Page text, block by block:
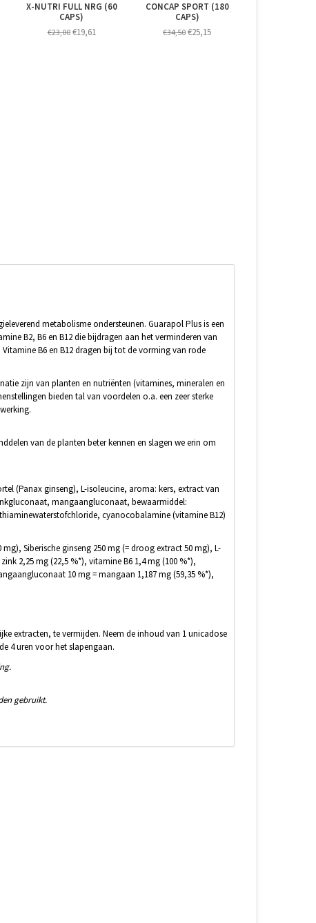
X-NUTRI FULL NRG (60
CAPS)
€23,00€19,61
CONCAP SPORT (180
CAPS)
€34,50 €25,15
metabolisme ondersteunen. Guarapol Plus is een
B2, B6 en B12 die bijdragen aan het verminderen van
B6 en B12 dragen bij tot de vorming van rode
zijn van planten en nutriënten (vitamines, mineralen en
bieden tal van voordelen o.a. een zeer sterke
van de planten beter kennen en slagen we erin om
(Panax ginseng), L-isoleucine, aroma: kers, extract van
mangaangluconaat, bewaarmiddel:
cyanocobalamine (vitamine B12)
Siberische ginseng 250 mg (= droog extract 50 mg), L-
2,25 mg (22,5 %*), vitamine B6 1,4 mg (100 %*),
10 mg = mangaan 1,187 mg (59,35 %*),
extracten, te vermijden. Neem de inhoud van 1 unicadose
4 uren voor het slapengaan.
gebruikt.